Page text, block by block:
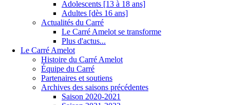
Adolescents [13 à 18 ans]
Adultes [dès 16 ans]
Actualités du Carré
Le Carré Amelot se transforme
Plus d'actus...
Le Carré Amelot
Histoire du Carré Amelot
Équipe du Carré
Partenaires et soutiens
Archives des saisons précédentes
Saison 2020-2021